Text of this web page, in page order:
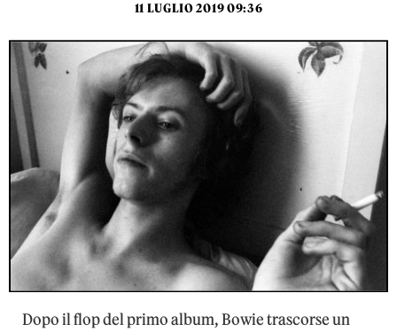
11 LUGLIO 2019 09:36
Dopo il flop del primo album, Bowie trascorse un